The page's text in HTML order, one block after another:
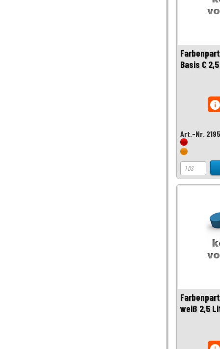
Basis C
Art.-Nr.
weiß 2,5